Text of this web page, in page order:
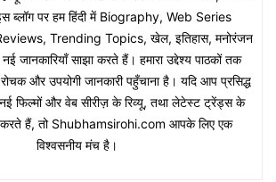
ब्लॉग पर हम हिंदी में Biography, Web Series
Trending Topics, खेल, इतिहास, मनोरंजन
जानकारियाँ साझा करते हैं। हमारा उद्देश्य पाठकों तक
और उपयोगी जानकारी पहुँचाना है। यदि आप प्रसिद्ध
नई फिल्मों और वेब सीरीज़ के रिव्यू, तथा लेटेस्ट ट्रेंड्स के
करते हैं, तो Shubhamsirohi.com आपके लिए एक
विश्वसनीय मंच है।